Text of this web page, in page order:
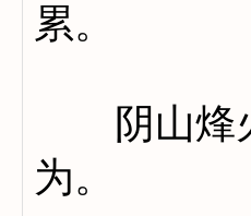
累。
阴山烽火
为。